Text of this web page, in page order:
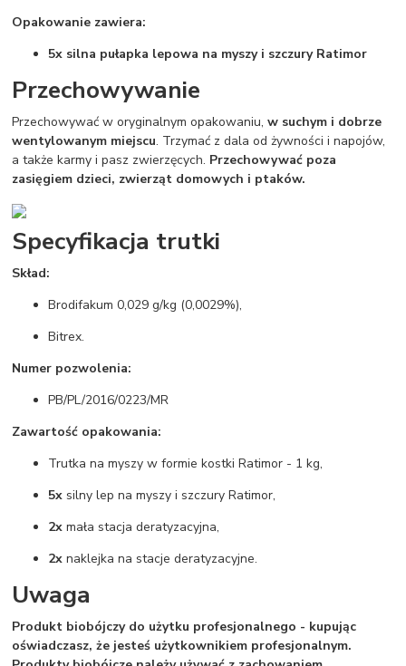
Opakowanie zawiera:
5x silna pułapka lepowa na myszy i szczury Ratimor
Przechowywanie
Przechowywać w oryginalnym opakowaniu,w suchym i dobrze
wentylowanym miejscu. Trzymać z dala od żywności i napojów,
a także karmy i pasz zwierzęcych. Przechowywać poza
zasięgiem dzieci, zwierząt domowych i ptaków.
Specyfikacja trutki
Skład:
Brodifakum 0,029 g/kg (0,0029%),
Bitrex.
Numer pozwolenia:
PB/PL/2016/0223/MR
Zawartość opakowania:
Trutka na myszy w formie kostki Ratimor - 1 kg,
5x silny lep na myszy i szczury Ratimor,
2x mała stacja deratyzacyjna,
2x naklejka na stacje deratyzacyjne.
Uwaga
Produkt biobójczy do użytku profesjonalnego - kupując
oświadczasz, że jesteś użytkownikiem profesjonalnym.